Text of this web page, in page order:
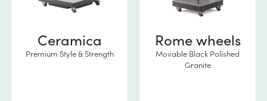
Ceramica
Premium Style & Strength
Rome wheels
Movable Black Polished
Granite